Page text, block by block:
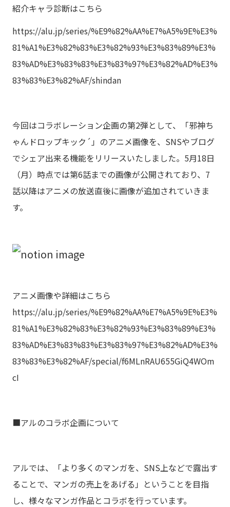
紹介キャラ診断はこちら
https://alu.jp/series/%E9%82%AA%E7%A5%9E%E3%
81%A1%E3%82%83%E3%82%93%E3%83%89%E3%
83%AD%E3%83%83%E3%83%97%E3%82%AD%E3%
83%83%E3%82%AF/shindan
今回はコラボレーション企画の第2弾として、「邪神ち
ゃんドロップキック´」のアニメ画像を、SNSやブログ
でシェア出来る機能をリリースいたしました。5月18日
（月）時点では第6話までの画像が公開されており、7
話以降はアニメの放送直後に画像が追加されていきま
す。
アニメ画像や詳細はこちら
https://alu.jp/series/%E9%82%AA%E7%A5%9E%E3%
81%A1%E3%82%83%E3%82%93%E3%83%89%E3%
83%AD%E3%83%83%E3%83%97%E3%82%AD%E3%
83%83%E3%82%AF/special/f6MLnRAU655GiQ4WOm
cI
■アルのコラボ企画について
アルでは、「より多くのマンガを、SNS上などで露出す
ることで、マンガの売上をあげる」ということを目指
し、様々なマンガ作品とコラボを行っています。